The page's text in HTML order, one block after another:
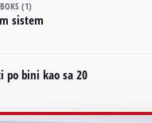
(1)
sistem
po bini kao sa 20